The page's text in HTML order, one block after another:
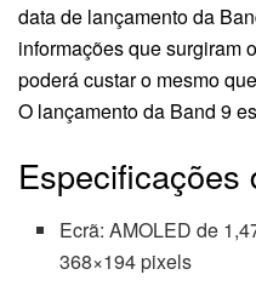
data de lançamento da
informações que surgiram
poderá custar o mesmo
O lançamento da Band 9
Especificações
Ecrã: AMOLED de
368×194 pixels